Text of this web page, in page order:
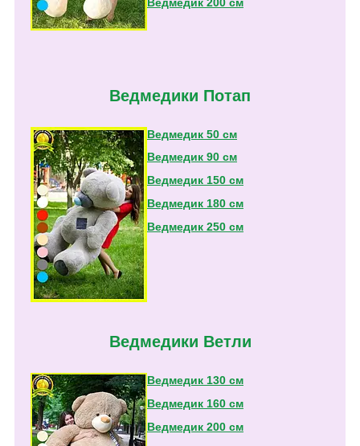
Ведмедики Потап
Ведмедик 50 см
Ведмедик 90 см
Ведмедик 150 см
Ведмедик 180 см
Ведмедик 250 см
Ведмедики Ветли
Ведмедик 130 см
Ведмедик 160 см
Ведмедик 200 см